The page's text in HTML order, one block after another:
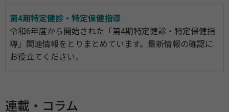
第4期特定健診・特定保健指導
令和6年度から開始された「第4期特定健診・特定保健指
導」関連情報をとりまとめています。最新情報の確認に
お役立てください。
連載・コラム